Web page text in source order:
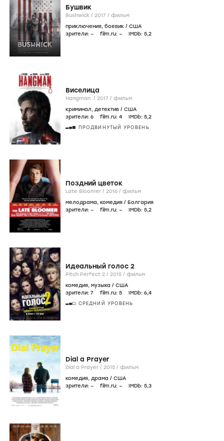
Бушвик
Bushwick / 2017 / фильм
приключения, боевик / США
зрители: – film.ru: – IMDb: 5,2
Виселица
Hangman / 2017 / фильм
криминал, детектив / США
зрители: 6 film.ru: 4 IMDb: 5,2
ПРОДВИНУТЫЙ УРОВЕНЬ
Поздний цветок
Late Bloomer / 2016 / фильм
мелодрама, комедия / Болгария
зрители: – film.ru: – IMDb: 5,2
Идеальный голос 2
Pitch Perfect 2 / 2015 / фильм
комедия, музыка / США
зрители: 7 film.ru: 5 IMDb: 6,4
СРЕДНИЙ УРОВЕНЬ
Dial a Prayer
Dial a Prayer / 2015 / фильм
комедия, драма / США
зрители: – film.ru: – IMDb: 5,3